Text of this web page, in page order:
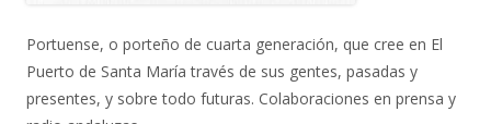
Portuense, o porteño de cuarta generación, que cree en El
Puerto de Santa María través de sus gentes, pasadas y
presentes, y sobre todo futuras. Colaboraciones en prensa y